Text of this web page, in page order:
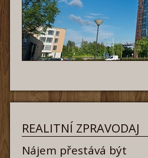
REALITNÍ ZPRAVODAJ
Nájem přestává být